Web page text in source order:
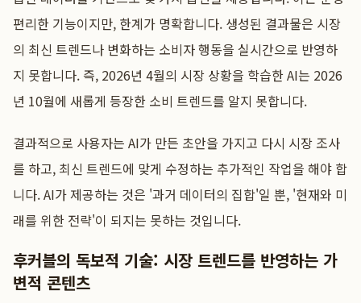
편리한 기능이지만, 한계가 명확합니다. 생성된 결과물은 시장
의 최신 트렌드나 변화하는 소비자 행동을 실시간으로 반영하
지 못합니다. 즉, 2026년 4월의 시장 상황을 학습한 AI는 2026
년 10월에 새롭게 등장한 소비 트렌드를 알지 못합니다.
결과적으로 사용자는 AI가 만든 초안을 가지고 다시 시장 조사
를 하고, 최신 트렌드에 맞게 수정하는 추가적인 작업을 해야 합
니다. AI가 제공하는 것은 '과거 데이터의 집합'일 뿐, '현재와 미
래를 위한 전략'이 되지는 못하는 것입니다.
후커블의 독보적 기술: 시장 트렌드를 반영하는 가
변적 콘텐츠